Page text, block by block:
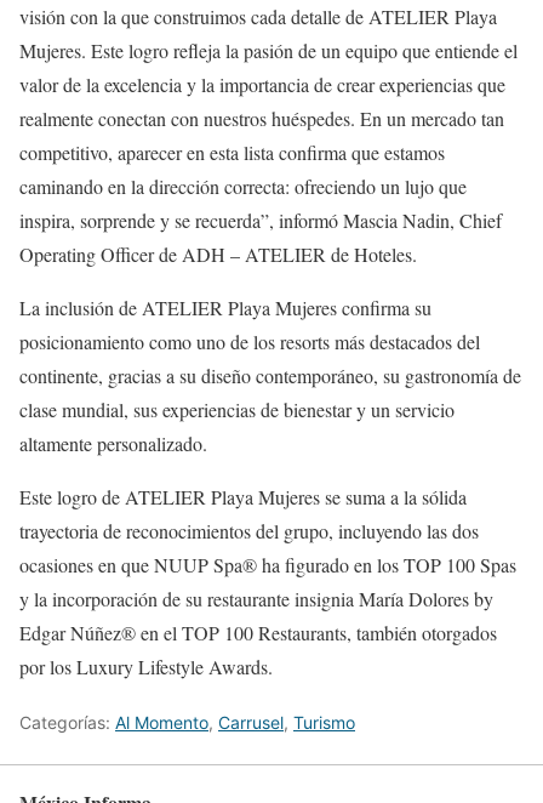
visión con la que construimos cada detalle de ATELIER Playa
Mujeres. Este logro refleja la pasión de un equipo que entiende el
valor de la excelencia y la importancia de crear experiencias que
realmente conectan con nuestros huéspedes. En un mercado tan
competitivo, aparecer en esta lista confirma que estamos
caminando en la dirección correcta: ofreciendo un lujo que
inspira, sorprende y se recuerda”, informó Mascia Nadin, Chief
Operating Officer de ADH – ATELIER de Hoteles.
La inclusión de ATELIER Playa Mujeres confirma su
posicionamiento como uno de los resorts más destacados del
continente, gracias a su diseño contemporáneo, su gastronomía de
clase mundial, sus experiencias de bienestar y un servicio
altamente personalizado.
Este logro de ATELIER Playa Mujeres se suma a la sólida
trayectoria de reconocimientos del grupo, incluyendo las dos
ocasiones en que NUUP Spa® ha figurado en los TOP 100 Spas
y la incorporación de su restaurante insignia María Dolores by
Edgar Núñez® en el TOP 100 Restaurants, también otorgados
por los Luxury Lifestyle Awards.
Categorías: Al Momento, Carrusel, Turismo